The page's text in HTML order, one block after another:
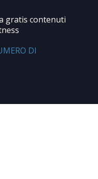
gratis contenuti
DI